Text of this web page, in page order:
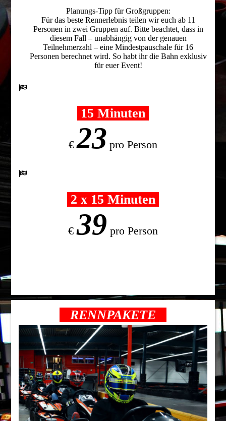
Planungs-Tipp für Großgruppen:
Für das beste Rennerlebnis teilen wir euch ab 11
Personen in zwei Gruppen auf. Bitte beachtet, dass in
diesem Fall – unabhängig von der genauen
Teilnehmerzahl – eine Mindestpauschale für 16
Personen berechnet wird. So habt ihr die Bahn exklusiv
für euer Event!
15 Minuten
€ 23 pro Person
2 x 15 Minuten
€39 pro Person
RENNPAKETE